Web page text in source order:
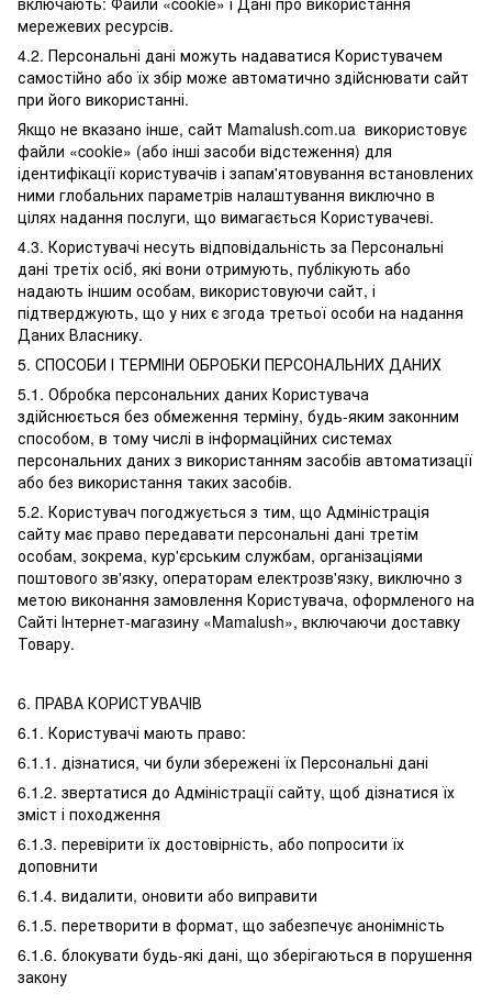
мережевих ресурсів.
4.2. Персональні дані можуть надаватися Користувачем
самостійно або їх збір може автоматично здійснювати сайт
при його використанні.
Якщо не вказано інше, сайт Mamalush.com.ua використовує
файли «cookie» (або інші засоби відстеження) для
ідентифікації користувачів і запам'ятовування встановлених
ними глобальних параметрів налаштування виключно в
цілях надання послуги, що вимагається Користувачеві.
4.3. Користувачі несуть відповідальність за Персональні
дані третіх осіб, які вони отримують, публікують або
надають іншим особам, використовуючи сайт, і
підтверджують, що у них є згода третьої особи на надання
Даних Власнику.
5. СПОСОБИ І ТЕРМІНИ ОБРОБКИ ПЕРСОНАЛЬНИХ ДАНИХ
5.1. Обробка персональних даних Користувача
здійснюється без обмеження терміну, будь-яким законним
способом, в тому числі в інформаційних системах
персональних даних з використанням засобів автоматизації
або без використання таких засобів.
5.2. Користувач погоджується з тим, що Адміністрація
сайту має право передавати персональні дані третім
особам, зокрема, кур'єрським службам, організаціями
поштового зв'язку, операторам електрозв'язку, виключно з
метою виконання замовлення Користувача, оформленого на
Сайті Інтернет-магазину «Mamalush», включаючи доставку
Товару.
6. ПРАВА КОРИСТУВАЧІВ
6.1. Користувачі мають право:
6.1.1. дізнатися, чи були збережені їх Персональні дані
6.1.2. звертатися до Адміністрації сайту, щоб дізнатися їх
зміст і походження
6.1.3. перевірити їх достовірність, або попросити їх
доповнити
6.1.4. видалити, оновити або виправити
6.1.5. перетворити в формат, що забезпечує анонімність
6.1.6. блокувати будь-які дані, що зберігаються в порушення
закону